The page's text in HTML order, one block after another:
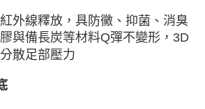
外線釋放，具防黴、抑菌、消臭
與備長炭等材料Q彈不變形，3D
散足部壓力